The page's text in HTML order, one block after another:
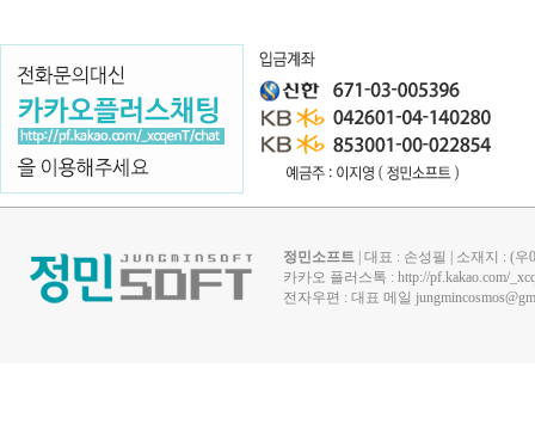
정민소프트 | 대표 : 손성필 | 소재지 : (
카카오 플러스톡 : http://pf.kakao.com/
전자우편 : 대표 메일